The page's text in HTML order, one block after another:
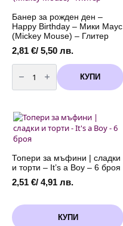
Банер за рожден ден –
Happy Birthday – Мики Маус
(Mickey Mouse) – Глитер
2,81 €/ 5,50 лв.
количество
за
Банер
за
-
Happy
Birthday
-
Мики
Маус
(Mickey
Mouse)
Глитер
КУПИ
Топери за мъфини | сладки
и торти – It’s a Boy – 6 броя
2,51 €/ 4,91 лв.
КУПИ